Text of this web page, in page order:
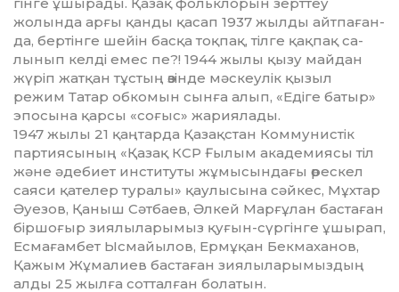
жолында арғы қанды қасап 1937 жылды айтпа­ған­
да, бертінге шейін басқа тоқпақ, тілге қақпақ са­
лынып келді емес пе?! 1944 жылы қызу майдан
жүріп жатқан тұстың өзінде мәскеулік қызыл
режим Татар обкомын сынға алып, «Едіге батыр»
эпосына қарсы «соғыс» жариялады.
1947 жылы 21 қаңтарда Қазақстан Комму­нис­тік
партиясының «Қазақ КСР Ғылым академиясы тіл
және әдебиет институты жұмысындағы өрескел
сая­си қателер туралы» қаулысына сәйкес, Мұхтар
Әуе­зов, Қаныш Сәтбаев, Әлкей Марғұлан бастаған
біршоғыр зиялыларымыз қуғын-сүргінге ұшырап,
Есмағамбет Ысмайылов, Ермұқан Бекмаханов,
Қажым Жұмалиев бастаған зиялыларымыздың
алды 25 жылға сотталған болатын.